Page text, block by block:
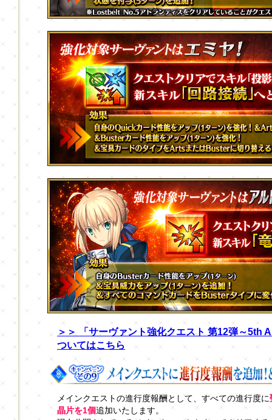
＞＞ 「サーヴァント強化クエスト 第12弾～5th
ついてはこちら
メインクエストの進行度報酬として、すべての進行度に
晶片を1個追加いたします。